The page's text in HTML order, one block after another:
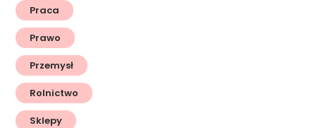
Praca
Prawo
Przemysł
Rolnictwo
Sklepy